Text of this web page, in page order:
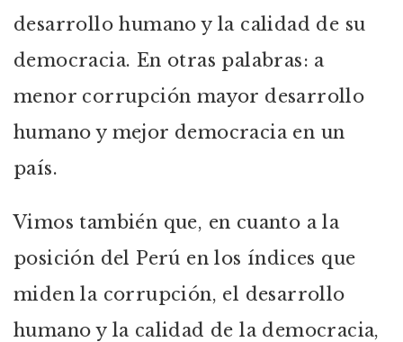
desarrollo humano y la calidad de su
democracia. En otras palabras: a
menor corrupción mayor desarrollo
humano y mejor democracia en un
país.
Vimos también que, en cuanto a la
posición del Perú en los índices que
miden la corrupción, el desarrollo
humano y la calidad de la democracia,